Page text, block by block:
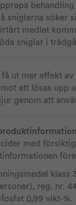
sniglarna söker
medlet
sniglar i
få ut mer effekt
att lösas upp
genom att
med
klass
reg. nr.
0,99 vikt-%.